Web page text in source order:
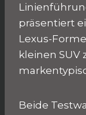
präsentiert
Lexus-
kleinen SUV
Beide